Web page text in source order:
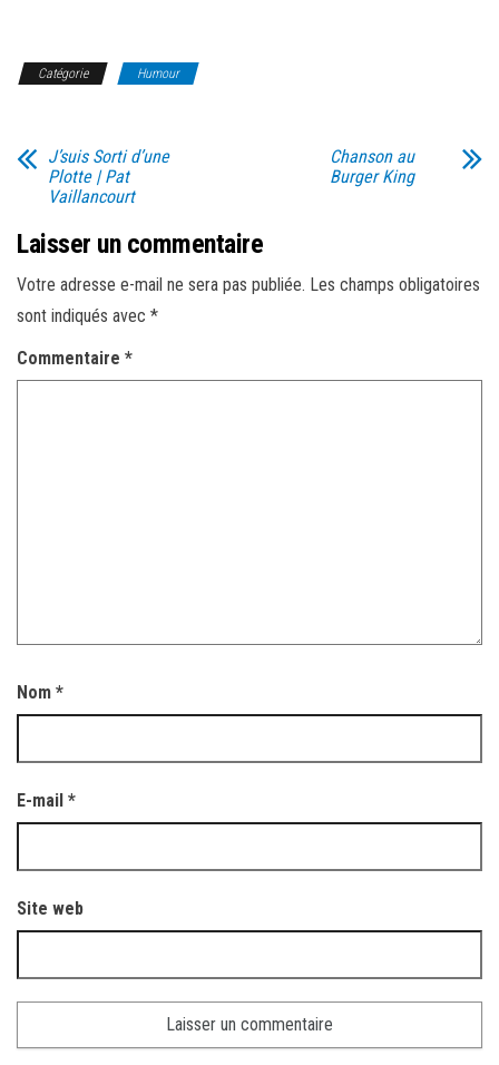
Catégorie Humour
J’suis Sorti d’une
Plotte | Pat
Vaillancourt
Chanson au
Burger King
Laisser un commentaire
Votre adresse e-mail ne sera pas publiée. Les champs obligatoires
sont indiqués avec *
Commentaire *
Nom *
E-mail *
Site web